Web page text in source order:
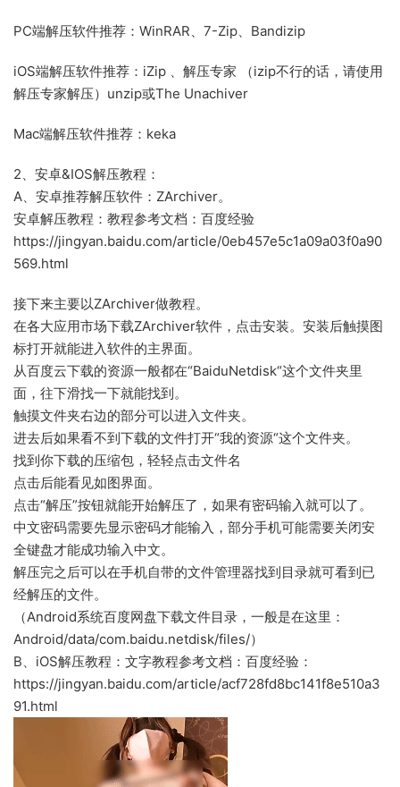
PC端解压软件推荐：WinRAR、7-Zip、Bandizip
iOS端解压软件推荐：iZip 、解压专家 （izip不行的话，请使用
解压专家解压）unzip或The Unachiver
Mac端解压软件推荐：keka
2、安卓&IOS解压教程：
A、安卓推荐解压软件：ZArchiver。
安卓解压教程：教程参考文档：百度经验
https://jingyan.baidu.com/article/0eb457e5c1a09a03f0a90
569.html
接下来主要以ZArchiver做教程。
在各大应用市场下载ZArchiver软件，点击安装。安装后触摸图
标打开就能进入软件的主界面。
从百度云下载的资源一般都在“BaiduNetdisk“这个文件夹里
面，往下滑找一下就能找到。
触摸文件夹右边的部分可以进入文件夹。
进去后如果看不到下载的文件打开“我的资源“这个文件夹。
找到你下载的压缩包，轻轻点击文件名
点击后能看见如图界面。
点击“解压”按钮就能开始解压了，如果有密码输入就可以了。
中文密码需要先显示密码才能输入，部分手机可能需要关闭安
全键盘才能成功输入中文。
解压完之后可以在手机自带的文件管理器找到目录就可看到已
经解压的文件。
（Android系统百度网盘下载文件目录，一般是在这里：
Android/data/com.baidu.netdisk/files/）
B、iOS解压教程：文字教程参考文档：百度经验：
https://jingyan.baidu.com/article/acf728fd8bc141f8e510a3
91.html